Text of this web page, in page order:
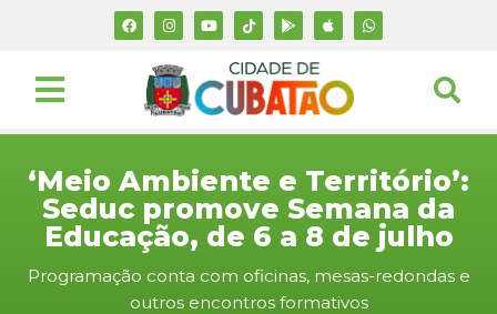
‘Meio Ambiente e Território’:
Seduc promove Semana da
Educação, de 6 a 8 de julho
Programação conta com oficinas, mesas-redondas e
outros encontros formativos